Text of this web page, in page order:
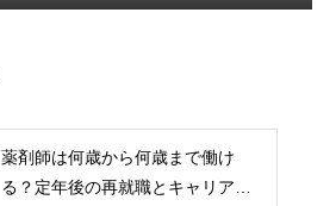
薬剤師は何歳から何歳まで働け
る？定年後の再就職とキャリアの